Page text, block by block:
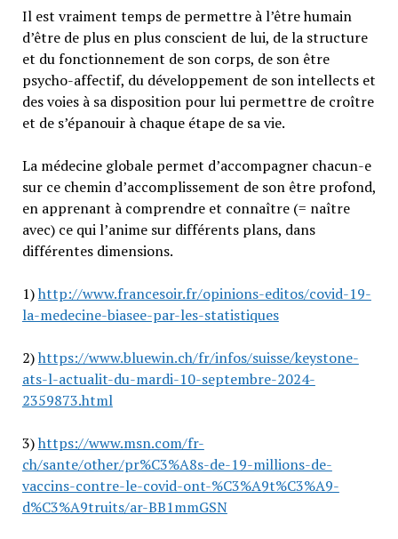
Il est vraiment temps de permettre à l’être humain
d’être de plus en plus conscient de lui, de la structure
et du fonctionnement de son corps, de son être
psycho-affectif, du développement de son intellects et
des voies à sa disposition pour lui permettre de croître
et de s’épanouir à chaque étape de sa vie.
La médecine globale permet d’accompagner chacun-e
sur ce chemin d’accomplissement de son être profond,
en apprenant à comprendre et connaître (= naître
avec) ce qui l’anime sur différents plans, dans
différentes dimensions.
1)http://www.francesoir.fr/opinions-editos/covid-19-
la-medecine-biasee-par-les-statistiques
2)https://www.bluewin.ch/fr/infos/suisse/keystone-
ats-l-actualit-du-mardi-10-septembre-2024-
2359873.html
3)https://www.msn.com/fr-
ch/sante/other/pr%C3%A8s-de-19-millions-de-
vaccins-contre-le-covid-ont-%C3%A9t%C3%A9-
d%C3%A9truits/ar-BB1mmGSN